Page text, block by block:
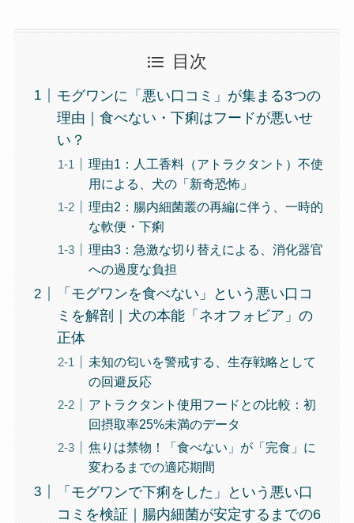
目次
モグワンに「悪い口コミ」が集まる3つの
理由｜食べない・下痢はフードが悪いせ
い？
理由1：人工香料（アトラクタント）不使
用による、犬の「新奇恐怖」
理由2：腸内細菌叢の再編に伴う、一時的
な軟便・下痢
理由3：急激な切り替えによる、消化器官
への過度な負担
「モグワンを食べない」という悪い口コ
ミを解剖｜犬の本能「ネオフォビア」の
正体
未知の匂いを警戒する、生存戦略として
の回避反応
アトラクタント使用フードとの比較：初
回摂取率25%未満のデータ
焦りは禁物！「食べない」が「完食」に
変わるまでの適応期間
「モグワンで下痢をした」という悪い口
コミを検証｜腸内細菌が安定するまでの6